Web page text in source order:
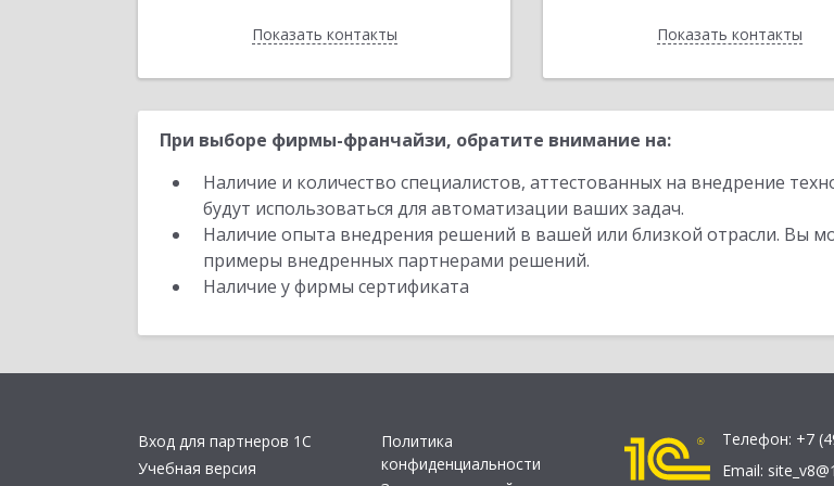
Показать контакты
Назад Показать контакты
Назад
При выборе фирмы-франчайзи, обратите внимание на:
Наличие и количество специалистов, аттестованных на внедрение
будут использоваться для автоматизации ваших задач.
Наличие опыта внедрения решений в вашей или близкой отрасли. Вы
примеры внедренных партнерами решений.
Наличие у фирмы сертификата
Вход для партнеров 1С
Учебная версия
Политика
конфиденциальности
Телефон: +7
Email: